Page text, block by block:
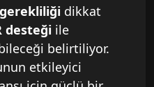
gerekliliği dikkat
desteği ile
belirtiliyor.
etkileyici